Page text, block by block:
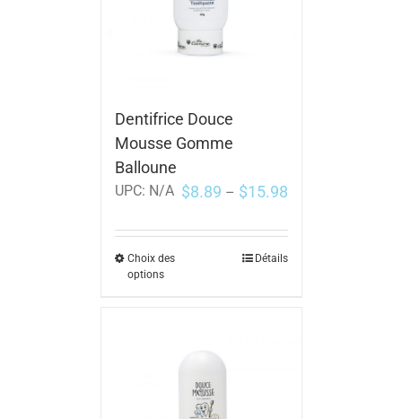
Dentifrice Douce
Mousse Gomme
Balloune
UPC: N/A $8.89 – $15.98
Choix des
options
Détails